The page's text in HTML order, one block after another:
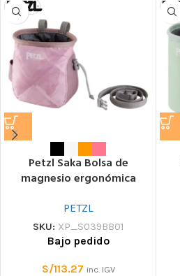
Petzl Saka Bolsa de
magnesio ergonómica
PETZL
SKU: XP_S039BB01
Bajo pedido
S/113.27 inc. IGV